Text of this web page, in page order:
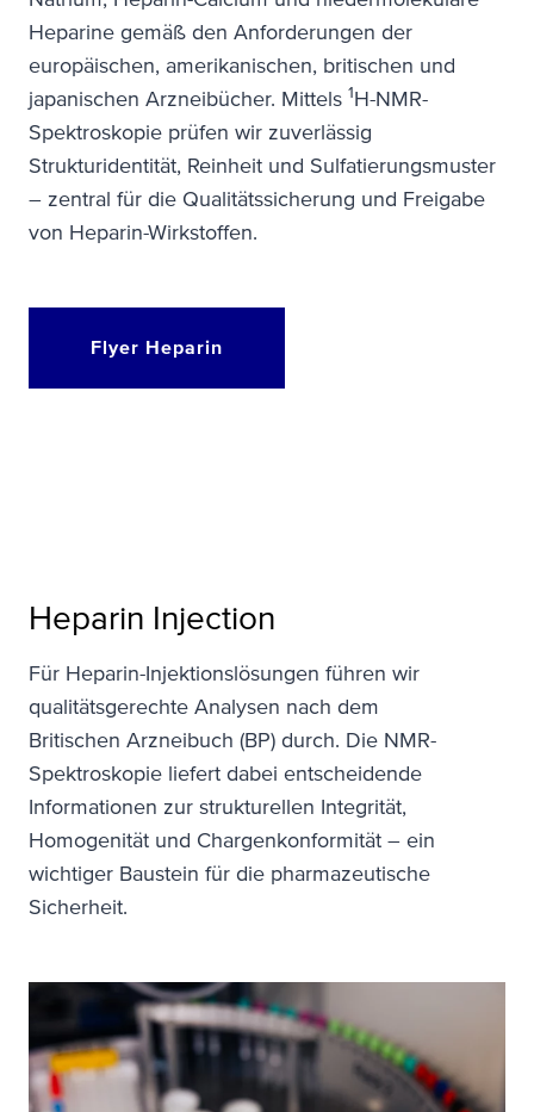
Heparine gemäß den Anforderungen der
europäischen, amerikanischen, britischen und
japanischen Arzneibücher. Mittels 1 H-NMR-
Spektroskopie prüfen wir zuverlässig
Strukturidentität, Reinheit und Sulfatierungsmuster
– zentral für die Qualitätssicherung und Freigabe
von Heparin-Wirkstoffen.
Flyer Heparin
Heparin Injection
Für Heparin-Injektionslösungen führen wir
qualitätsgerechte Analysen nach dem
Britischen Arzneibuch (BP) durch. Die NMR-
Spektroskopie liefert dabei entscheidende
Informationen zur strukturellen Integrität,
Homogenität und Chargenkonformität – ein
wichtiger Baustein für die pharmazeutische
Sicherheit.